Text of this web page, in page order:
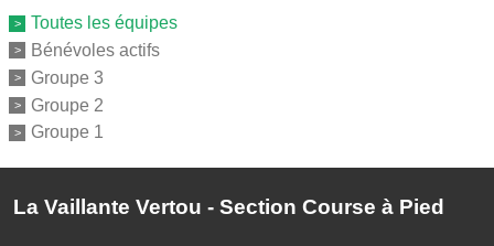
Toutes les équipes
Bénévoles actifs
Groupe 3
Groupe 2
Groupe 1
La Vaillante Vertou - Section Course à Pied